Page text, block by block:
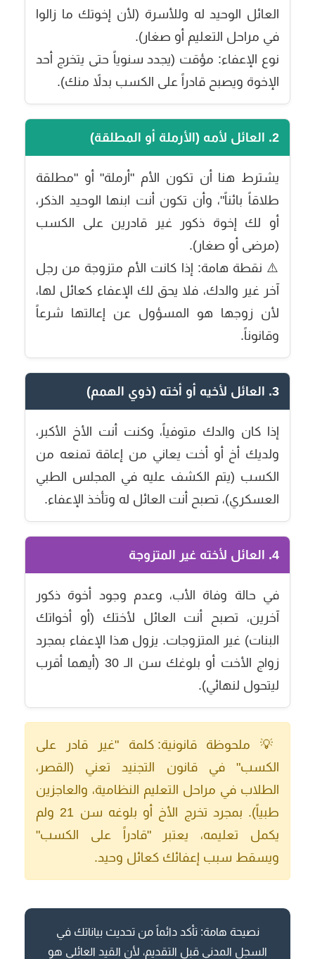
العائل الوحيد له وللأسرة (لأن إخوتك ما زالوا
في مراحل التعليم أو صغار).
نوع الإعفاء: مؤقت (يجدد سنوياً حتى يتخرج أحد
الإخوة ويصبح قادراً على الكسب بدلاً منك).
2. العائل لأمه (الأرملة أو المطلقة)
يشترط هنا أن تكون الأم "أرملة" أو "مطلقة
طلاقاً بائناً"، وأن تكون أنت ابنها الوحيد الذكر،
أو لك إخوة ذكور غير قادرين على الكسب
(مرضى أو صغار).
⚠️ نقطة هامة: إذا كانت الأم متزوجة من رجل
آخر غير والدك، فلا يحق لك الإعفاء كعائل لها،
لأن زوجها هو المسؤول عن إعالتها شرعاً
وقانوناً.
3. العائل لأخيه أو أخته (ذوي الهمم)
إذا كان والدك متوفياً، وكنت أنت الأخ الأكبر،
ولديك أخ أو أخت يعاني من إعاقة تمنعه من
الكسب (يتم الكشف عليه في المجلس الطبي
العسكري)، تصبح أنت العائل له وتأخذ الإعفاء.
4. العائل لأخته غير المتزوجة
في حالة وفاة الأب، وعدم وجود أخوة ذكور
آخرين، تصبح أنت العائل لأختك (أو أخواتك
البنات) غير المتزوجات. يزول هذا الإعفاء بمجرد
زواج الأخت أو بلوغك سن الـ 30 (أيهما أقرب
ليتحول لنهائي).
💡 ملحوظة قانونية: كلمة "غير قادر على
الكسب" في قانون التجنيد تعني (القصر،
الطلاب في مراحل التعليم النظامية، والعاجزين
طبياً). بمجرد تخرج الأخ أو بلوغه سن 21 ولم
يكمل تعليمه، يعتبر "قادراً على الكسب"
ويسقط سبب إعفائك كعائل وحيد.
نصيحة هامة: تأكد دائماً من تحديث بياناتك في
السجل المدني قبل التقديم، لأن القيد العائلي هو